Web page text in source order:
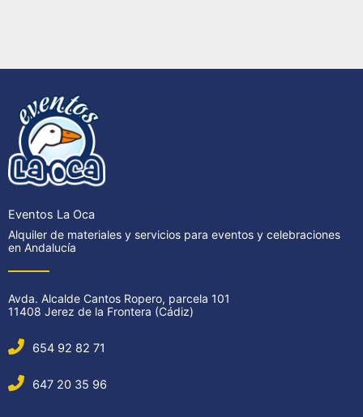
Eventos La Oca
Alquiler de materiales y servicios para eventos y celebraciones
en Andalucía
Avda. Alcalde Cantos Ropero, parcela 101
11408 Jerez de la Frontera (Cádiz)
654 92 82 71
647 20 35 96